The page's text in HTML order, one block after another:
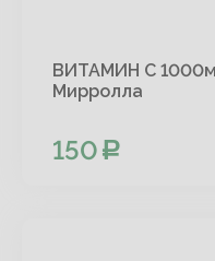
ВИТАМИН С
Мирролла
150